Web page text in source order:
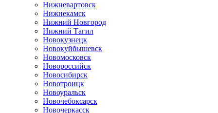
Нижневартовск
Нижнекамск
Нижний Новгород
Нижний Тагил
Новокузнецк
Новокуйбышевск
Новомосковск
Новороссийск
Новосибирск
Новотроицк
Новоуральск
Новочебоксарск
Новочеркасск